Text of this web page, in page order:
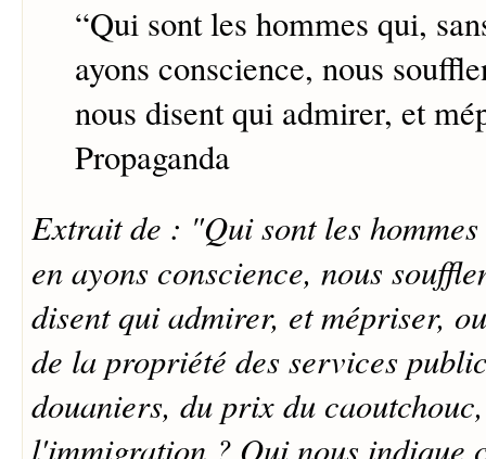
“Qui sont les hommes qui,
ayons conscience, nous
nous disent qui admirer, et
Propaganda
Extrait de : "Qui sont les
en ayons conscience, nous
disent qui admirer, et mépriser,
de la propriété des services
douaniers, du prix du
l'immigration ? Qui nous indique